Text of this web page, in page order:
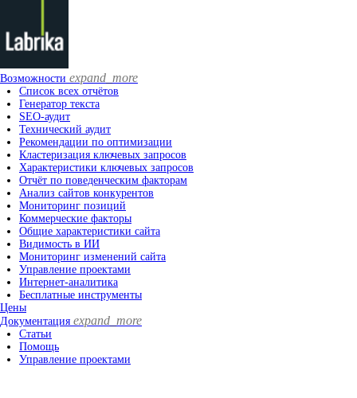
Возможности expand_more
Список всех отчётов
Генератор текста
SEO-аудит
Технический аудит
Рекомендации по оптимизации
Кластеризация ключевых запросов
Характеристики ключевых запросов
Отчёт по поведенческим факторам
Анализ сайтов конкурентов
Мониторинг позиций
Коммерческие факторы
Общие характеристики сайта
Видимость в ИИ
Мониторинг изменений сайта
Управление проектами
Интернет-аналитика
Бесплатные инструменты
Цены
Документация expand_more
Статьи
Помощь
Управление проектами